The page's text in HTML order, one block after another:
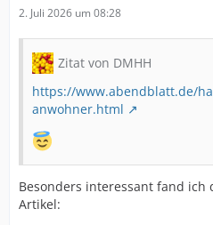
2. Juli 2026 um 08:28
Zitat von DMHH
https://www.abendblatt.de/
anwohner.html
Besonders interessant fand ich
Artikel: